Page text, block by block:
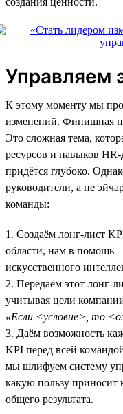
Управляем
К этому моменту мы
изменений. Финишная
Это сложная тема,
ресурсов и навыков
придётся глубоко.
руководители, а не
команды:
1. Создаём лонг-лист
области, нам в помощь
искусственного
2. Передаём этот лонг-
учитывая цели
«Если <условие>, то
3. Даём возможность
KPI перед всей
мы шлифуем систему
какую пользу приносит
общего результата.